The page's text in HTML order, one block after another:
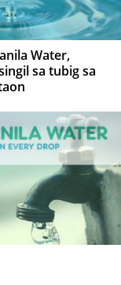
Water,
sa tubig sa